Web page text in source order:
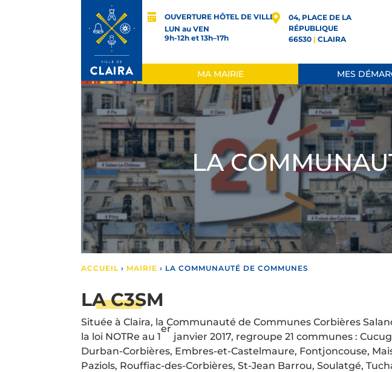
OUVERTURE HÔTEL DE VILLE
LUN au VEN
9h-12h et 13h–17h
04, PLACE DE LA
RÉPUBLIQUE
66530| CLAIRA
MA MAIRIE MES
LA
ACCUEIL › MAIRIE › LA COMMUNAUTÉ DE COMMUNES
LA C3SM
Située à Claira, la Communauté de Communes Corbières
la loi NOTRe au 1
er
janvier 2017, regroupe 21 communes :
Durban-Corbières, Embres-et-Castelmaure, Fontjoncouse,
Paziols, Rouffiac-des-Corbières, St-Jean Barrou, Soulatgé,